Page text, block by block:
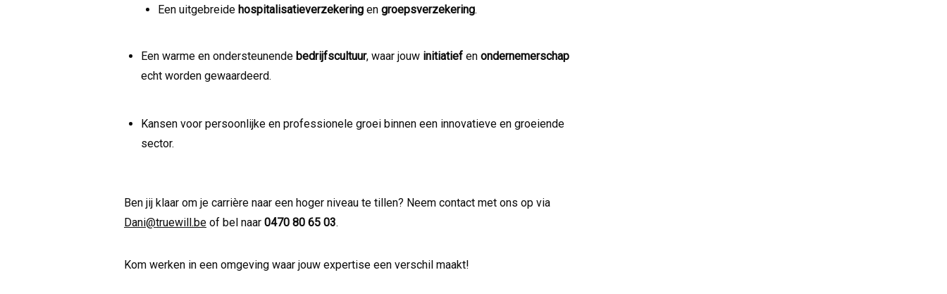
Een uitgebreide hospitalisatieverzekering en groepsverzekering.
Een warme en ondersteunende bedrijfscultuur, waar jouw initiatief en ondernemerschap
echt worden gewaardeerd.
Kansen voor persoonlijke en professionele groei binnen een innovatieve en groeiende
sector.
Ben jij klaar om je carrière naar een hoger niveau te tillen? Neem contact met ons op via
Dani@truewill.be of bel naar 0470 80 65 03.
Kom werken in een omgeving waar jouw expertise een verschil maakt!